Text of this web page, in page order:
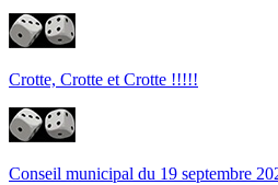
Crotte, Crotte et Crotte !!!!!
Conseil municipal du 19 septembre